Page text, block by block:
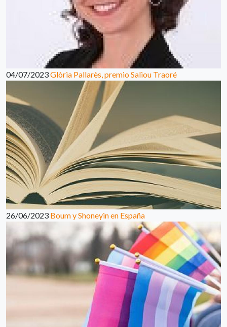
04/07/2023Glòria Pallarès, premio Saliou Traoré
26/06/2023 Boum y Shoneyin en España